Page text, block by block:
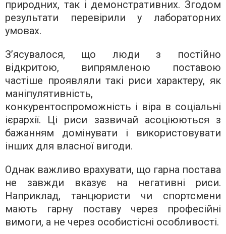
природних, так і демонстративних. Згодом
результати перевірили у лабораторних
умовах.
З’ясувалося, що люди з постійно
відкритою, випрямленою поставою
частіше проявляли такі риси характеру, як
маніпулятивність,
конкурентоспроможність і віра в соціальні
ієрархії. Ці риси зазвичай асоціюються з
бажанням домінувати і використовувати
інших для власної вигоди.
Однак важливо врахувати, що гарна постава
не завжди вказує на негативні риси.
Наприклад, танцюристи чи спортсмени
мають гарну поставу через професійні
вимоги, а не через особистісні особливості.